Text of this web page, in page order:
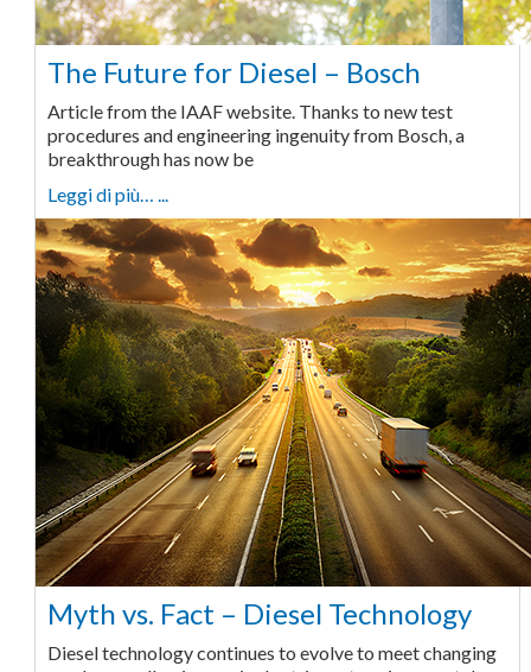
The Future for Diesel – Bosch
Article from the IAAF website. Thanks to new test
procedures and engineering ingenuity from Bosch, a
breakthrough has now be
Leggi di più… ...
Myth vs. Fact – Diesel Technology
Diesel technology continues to evolve to meet changing